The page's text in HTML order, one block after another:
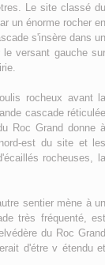
Le site classé du
un énorme rocher en
s'insère dans un
versant gauche sur
rocheux avant la
cascade réticulée
Roc Grand donne à
est du site et les
rocheuses, la
sentier mène à un
très fréquenté, est
du Roc Grand
d'étre v étendu et